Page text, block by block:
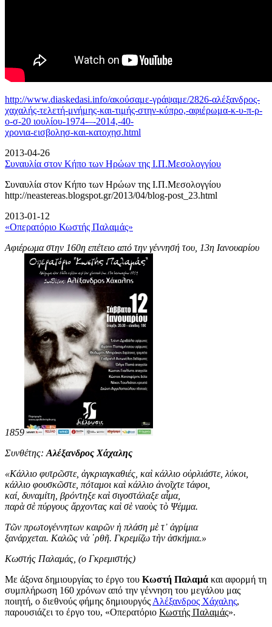
http://www.diaskedasi.info/ακούσαμε-γράψαμε/2826-αλέξανδρος-
χαχαλής-τελετή-μνήμης-και-τιμής-στην-κύπρο,-αφιέρωμα-κ-υ-π-ρ-
ο-σ-20 ιουλίου-1974-–-2014,-40-
χρονια-εισβολησ-και-κατοχησ.html
2013-04-26
Συναυλία στον Κήπο των Ηρώων της Ι.Π.Μεσολογγίου
Συναυλία στον Κήπο των Ηρώων της Ι.Π.Μεσολογγίου
http://neastereas.blogspot.gr/2013/04/blog-post_23.html
2013-01-12
«Οπερατόριο Κωστής Παλαμάς»
Αφιέρωμα στην 160η επέτειο από την γέννησή του, 13η Ιανουαρίου
1859
Συνθέτης: Αλέξανδρος Χάχαλης
«Κάλλιο φυτρῶστε, ἀγκριαγκαθιές, καὶ κάλλιο οὐρλιάστε, λύκοι,
κάλλιο φουσκῶστε, πόταμοι καὶ κάλλιο ἀνοῖχτε τάφοι,
καί, δυναμίτη, βρόντηξε καὶ σιγοστάλαξε αἷμα,
παρὰ σὲ πύργους ἄρχοντας καὶ σὲ ναοὺς τὸ Ψέμμα.
Τῶν πρωτογέννητων καιρῶν ἡ πλάση μὲ τ᾿ ἀγρίμια
ξανάρχεται. Καλῶς νὰ ῾ρθῆ. Γκρεμίζω τὴν ἀσκήμια.»
Κωστής Παλαμάς, (ο Γκρεμιστής)
Με άξονα δημιουργίας το έργο του Κωστή Παλαμά και αφορμή τη
συμπλήρωση 160 χρόνων από την γέννηση του μεγάλου μας
ποιητή, ο διεθνούς φήμης δημιουργός Αλέξανδρος Χάχαλης,
παρουσιάζει το έργο του, «Οπερατόριο Κωστής Παλαμάς».